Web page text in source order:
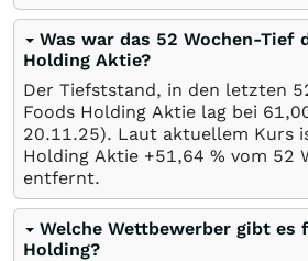
Was war das 52 Wochen-Tief
Holding Aktie?
Der Tiefststand, in den letzten
Foods Holding Aktie lag bei
20.11.25). Laut aktuellem Kurs
Holding Aktie +51,64 % vom 52
entfernt.
Welche Wettbewerber gibt es
Holding?